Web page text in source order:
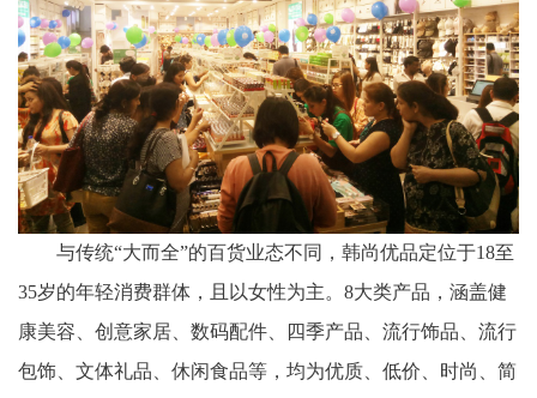
与传统“大而全”的百货业态不同， 韩尚优品定位于18至
35岁的年轻消费群体，且以女性为主。 8大类产品，涵盖健
康美容、创意家居、数码配件、四季产品、流行饰品、流行
包饰、文体礼品、休闲食品等， 均为优质、低价、时尚、简